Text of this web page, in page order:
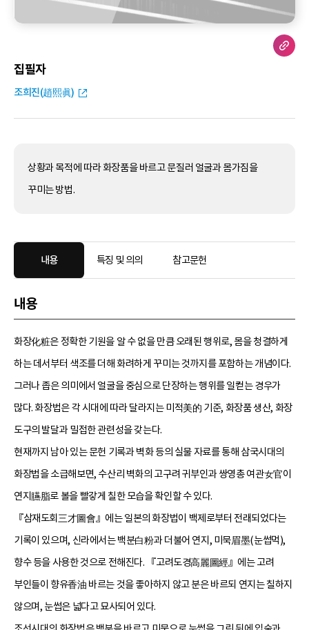
집필자
조희진(趙熙眞)
상황과 목적에 따라 화장품을 바르고 문질러 얼굴과 몸가짐을
꾸미는 방법.
내용 특징 및 의의 참고문헌
내용
화장化粧은 정확한 기원을 알 수 없을 만큼 오래된 행위로, 몸을 청결하게
하는 데서부터 색조를 더해 화려하게 꾸미는 것까지를 포함하는 개념이다.
그러나 좁은 의미에서 얼굴을 중심으로 단장하는 행위를 일컫는 경우가
많다. 화장법은 각 시대에 따라 달라지는 미적美的 기준, 화장품 생산, 화장
도구의 발달과 밀접한 관련성을 갖는다.
현재까지 남아 있는 문헌 기록과 벽화 등의 실물 자료를 통해 삼국시대의
화장법을 소급해보면, 수산리 벽화의 고구려 귀부인과 쌍영총 여관女官이
연지臙脂로 볼을 빨갛게 칠한 모습을 확인할 수 있다.
『삼재도회三才圖會』에는 일본의 화장법이 백제로부터 전래되었다는
기록이 있으며, 신라에서는 백분白粉과 더불어 연지, 미묵眉墨(눈썹먹),
향수 등을 사용한 것으로 전해진다. 『고려도경高麗圖經』에는 고려
부인들이 향유香油 바르는 것을 좋아하지 않고 분은 바르되 연지는 칠하지
않으며, 눈썹은 넓다고 묘사되어 있다.